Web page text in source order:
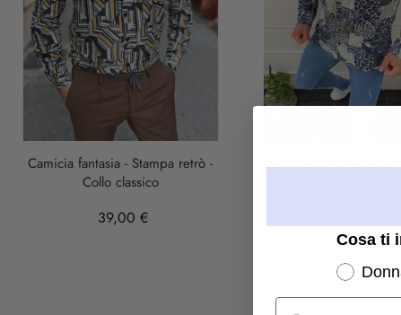
Camicia fantasia - Stampa retrò -
Collo classico
39,00 €
Camicia uomo fantasia, animalièr -
Cosa ti
Cognome